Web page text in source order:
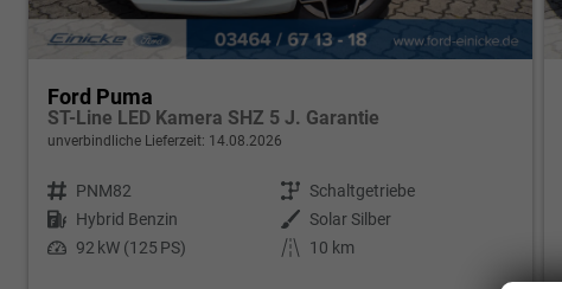
Ford Puma
ST-Line LED Kamera SHZ 5 J. Garantie
unverbindliche Lieferzeit: 14.08.2026
Fahrzeugnr. PNM82 Getriebe Schaltgetriebe
Kraftstoff Hybrid Benzin Außenfarbe Solar Silber
Leistung 92 kW (125 PS) Kilometerstand 10 km